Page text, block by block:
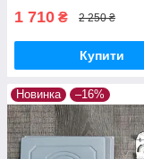
1 710 ₴ 2 250 ₴
Купити
Новинка –16%